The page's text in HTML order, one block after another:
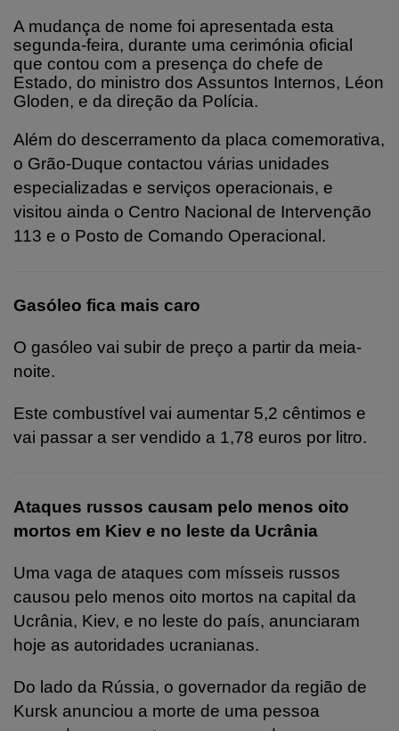
A mudança de nome foi apresentada esta
segunda-feira, durante uma cerimónia oficial
que contou com a presença do chefe de
Estado, do ministro dos Assuntos Internos, Léon
Gloden, e da direção da Polícia.
Além do descerramento da placa comemorativa,
o Grão‑Duque contactou várias unidades
especializadas e serviços operacionais, e
visitou ainda o Centro Nacional de Intervenção
113 e o Posto de Comando Operacional.
Gasóleo fica mais caro
O gasóleo vai subir de preço a partir da meia-
noite.
Este combustível vai aumentar 5,2 cêntimos e
vai passar a ser vendido a 1,78 euros por litro.
Ataques russos causam pelo menos oito
mortos em Kiev e no leste da Ucrânia
Uma vaga de ataques com mísseis russos
causou pelo menos oito mortos na capital da
Ucrânia, Kiev, e no leste do país, anunciaram
hoje as autoridades ucranianas.
Do lado da Rússia, o governador da região de
Kursk anunciou a morte de uma pessoa